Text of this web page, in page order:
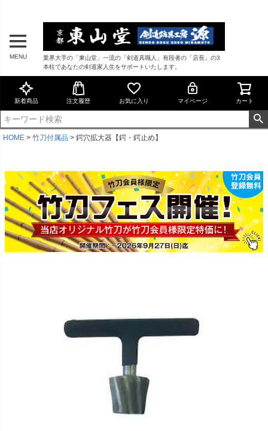
MENU
業界大手の「東山堂」一流の「剣道具職人」有段者の「店長」の3
本柱であなたの剣道家人生をサポートいたします。
新着商品 注文履歴 お気に入り マイページ カート
HOME 竹刀付属品 鍔穴拡大器【鍔・鍔止め】